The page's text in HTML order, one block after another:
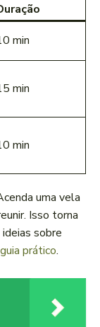
min
min
min
uma vela
Isso torna
sobre
prático.